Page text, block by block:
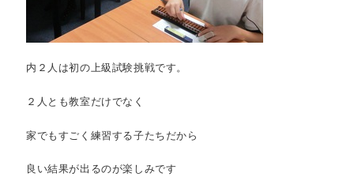
内２人は初の上級試験挑戦です。
２人とも教室だけでなく
家でもすごく練習する子たちだから
良い結果が出るのが楽しみです